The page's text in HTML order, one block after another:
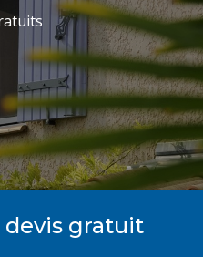
devis gratuit